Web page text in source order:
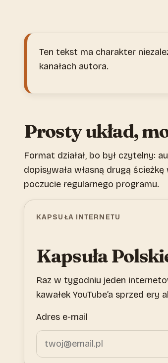
Ten tekst ma charakter
kanałach autora.
Prosty układ,
Format działał, bo był czytelny:
dopisywała własną drugą
poczucie regularnego programu.
KAPSUŁA INTERNETU
Kapsuła
Raz w tygodniu jeden
kawałek YouTube’a sprzed
Adres e-mail